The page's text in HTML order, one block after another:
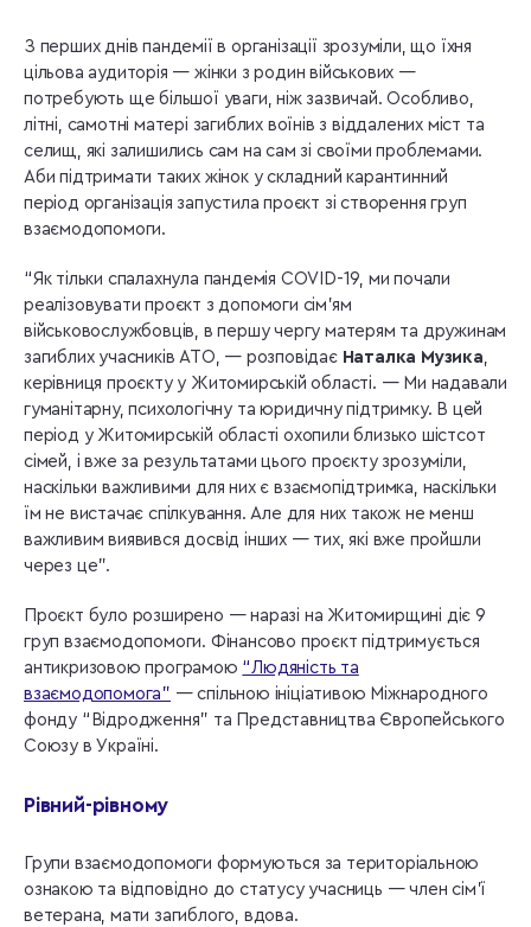
З перших днів пандемії в організації зрозуміли, що їхня
цільова аудиторія — жінки з родин військових —
потребують ще більшої уваги, ніж зазвичай. Особливо,
літні, самотні матері загиблих воїнів з віддалених міст та
селищ, які залишились сам на сам зі своїми проблемами.
Аби підтримати таких жінок у складний карантинний
період організація запустила проєкт зі створення груп
взаємодопомоги.
“Як тільки спалахнула пандемія COVID-19, ми почали
реалізовувати проєкт з допомоги сім’ям
військовослужбовців, в першу чергу матерям та дружинам
загиблих учасників АТО, — розповідає Наталка Музика
керівниця проєкту у Житомирській області. — Ми надавали
гуманітарну, психологічну та юридичну підтримку. В цей
період у Житомирській області охопили близько шістсот
сімей, і вже за результатами цього проєкту зрозуміли,
наскільки важливими для них є взаємопідтримка, наскільки
їм не вистачає спілкування. Але для них також не менш
важливим виявився досвід інших — тих, які вже пройшли
через це”.
Проєкт було розширено — наразі на Житомирщині діє 9
груп взаємодопомоги. Фінансово проєкт підтримується
антикризовою програмою “Людяність та
взаємодопомога” — спільною ініціативою Міжнародного
фонду “Відродження” та Представництва Європейського
Союзу в Україні.
Рівний-рівному
Групи взаємодопомоги формуються за територіальною
ознакою та відповідно до статусу учасниць — член сім’ї
ветерана, мати загиблого, вдова.